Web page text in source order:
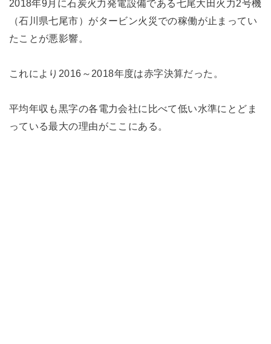
2018年9月に石炭火力発電設備である七尾大田火力2号機
（石川県七尾市）がタービン火災での稼働が止まってい
たことが悪影響。
これにより2016～2018年度は赤字決算だった。
平均年収も黒字の各電力会社に比べて低い水準にとどま
っている最大の理由がここにある。